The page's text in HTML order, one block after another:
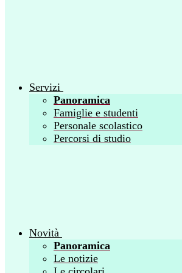
Servizi
Panoramica
Famiglie e studenti
Personale scolastico
Percorsi di studio
Novità
Panoramica
Le notizie